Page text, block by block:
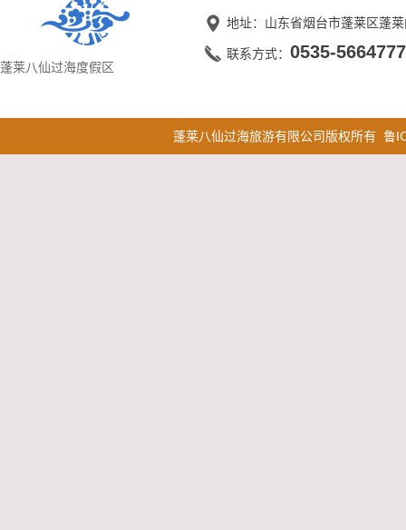
蓬莱八仙过海度假区
地址：山东省烟台市蓬莱区蓬
联系方式： 0535-5664777
蓬莱八仙过海旅游有限公司版权所有 鲁